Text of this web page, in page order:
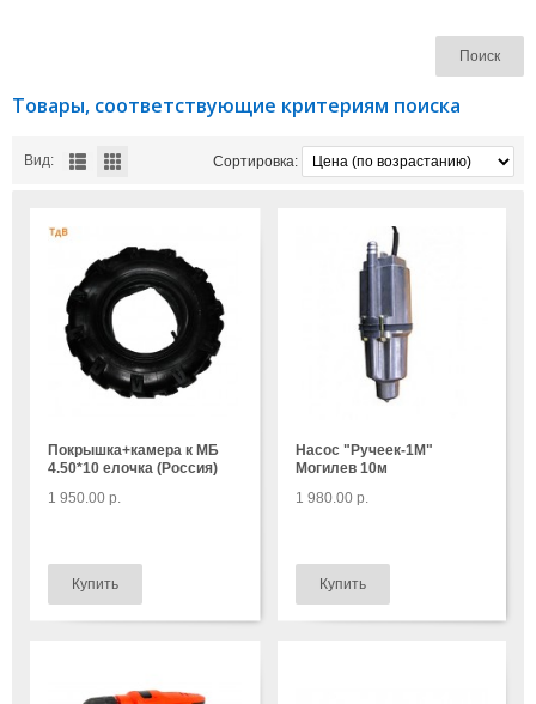
Товары, соответствующие критериям поиска
Вид: Сортировка:
Покрышка+камера к МБ
4.50*10 елочка (Россия)
1 950.00 р.
Насос "Ручеек-1М"
Могилев 10м
1 980.00 р.